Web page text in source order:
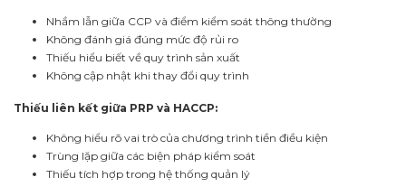
Nhầm lẫn giữa CCP và điểm kiểm soát thông thường
Không đánh giá đúng mức độ rủi ro
Thiếu hiểu biết về quy trình sản xuất
Không cập nhật khi thay đổi quy trình
Thiếu liên kết giữa PRP và HACCP:
Không hiểu rõ vai trò của chương trình tiền điều kiện
Trùng lặp giữa các biện pháp kiểm soát
Thiếu tích hợp trong hệ thống quản lý